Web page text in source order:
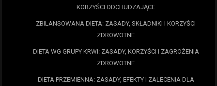
KORZYŚCI ODCHUDZAJĄCE
ZBILANSOWANA DIETA: ZASADY, SKŁADNIKI I KORZYŚCI
ZDROWOTNE
DIETA WG GRUPY KRWI: ZASADY, KORZYŚCI I ZAGROŻENIA
ZDROWOTNE
DIETA PRZEMIENNA: ZASADY, EFEKTY I ZALECENIA DLA